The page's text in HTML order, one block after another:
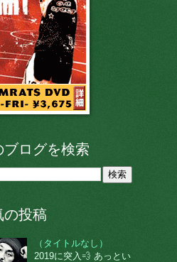
ブログを検索
の投稿
（タイトルなし）
2019に突入💨 あっとい